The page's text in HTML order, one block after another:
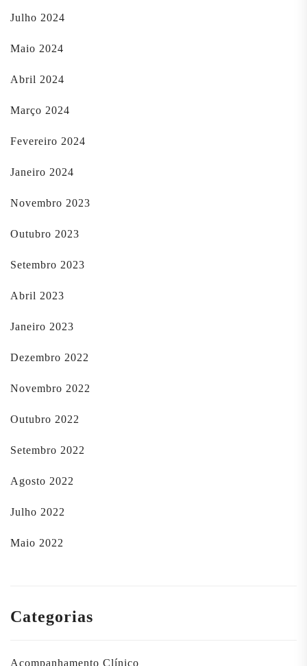
Julho 2024
Maio 2024
Abril 2024
Março 2024
Fevereiro 2024
Janeiro 2024
Novembro 2023
Outubro 2023
Setembro 2023
Abril 2023
Janeiro 2023
Dezembro 2022
Novembro 2022
Outubro 2022
Setembro 2022
Agosto 2022
Julho 2022
Maio 2022
Categorias
Acompanhamento Clínico